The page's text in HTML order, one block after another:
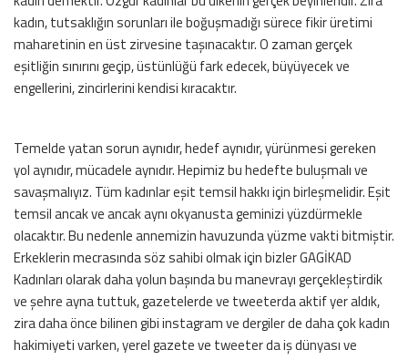
kadın, tutsaklığın sorunları ile boğuşmadığı sürece fikir üretimi
maharetinin en üst zirvesine taşınacaktır. O zaman gerçek
eşitliğin sınırını geçip, üstünlüğü fark edecek, büyüyecek ve
engellerini, zincirlerini kendisi kıracaktır.
Temelde yatan sorun aynıdır, hedef aynıdır, yürünmesi gereken
yol aynıdır, mücadele aynıdır. Hepimiz bu hedefte buluşmalı ve
savaşmalıyız. Tüm kadınlar eşit temsil hakkı için birleşmelidir. Eşit
temsil ancak ve ancak aynı okyanusta geminizi yüzdürmekle
olacaktır. Bu nedenle annemizin havuzunda yüzme vakti bitmiştir.
Erkeklerin mecrasında söz sahibi olmak için bizler GAGİKAD
Kadınları olarak daha yolun başında bu manevrayı gerçekleştirdik
ve şehre ayna tuttuk, gazetelerde ve tweeterda aktif yer aldık,
zira daha önce bilinen gibi instagram ve dergiler de daha çok kadın
hakimiyeti varken, yerel gazete ve tweeter da iş dünyası ve